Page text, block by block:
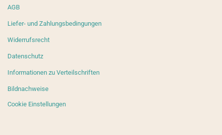
AGB
Liefer- und Zahlungsbedingungen
Widerrufsrecht
Datenschutz
Informationen zu Verteilschriften
Bildnachweise
Cookie Einstellungen